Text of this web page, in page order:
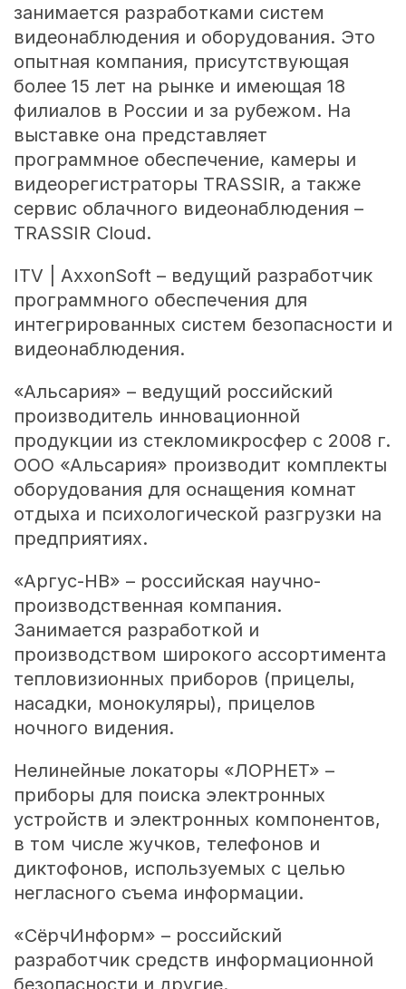
занимается разработками систем
видеонаблюдения и оборудования. Это
опытная компания, присутствующая
более 15 лет на рынке и имеющая 18
филиалов в России и за рубежом. На
выставке она представляет
программное обеспечение, камеры и
видеорегистраторы TRASSIR, а также
сервис облачного видеонаблюдения –
TRASSIR Cloud.
ITV | AxxonSoft – ведущий разработчик
программного обеспечения для
интегрированных систем безопасности и
видеонаблюдения.
«Альсария» – ведущий российский
производитель инновационной
продукции из стекломикросфер с 2008 г.
ООО «Альсария» производит комплекты
оборудования для оснащения комнат
отдыха и психологической разгрузки на
предприятиях.
«Аргус-НВ» – российская научно-
производственная компания.
Занимается разработкой и
производством широкого ассортимента
тепловизионных приборов (прицелы,
насадки, монокуляры), прицелов
ночного видения.
Нелинейные локаторы «ЛОРНЕТ» –
приборы для поиска электронных
устройств и электронных компонентов,
в том числе жучков, телефонов и
диктофонов, используемых с целью
негласного съема информации.
«СёрчИнформ» – российский
разработчик средств информационной
безопасности и другие.